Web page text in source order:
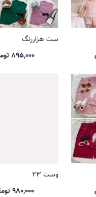
ست هزاررنگ
895,000 تومان
وست 23
980,000 تومان